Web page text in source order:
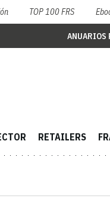
TOP 100 FRS
ANUARIOS
RETAILERS